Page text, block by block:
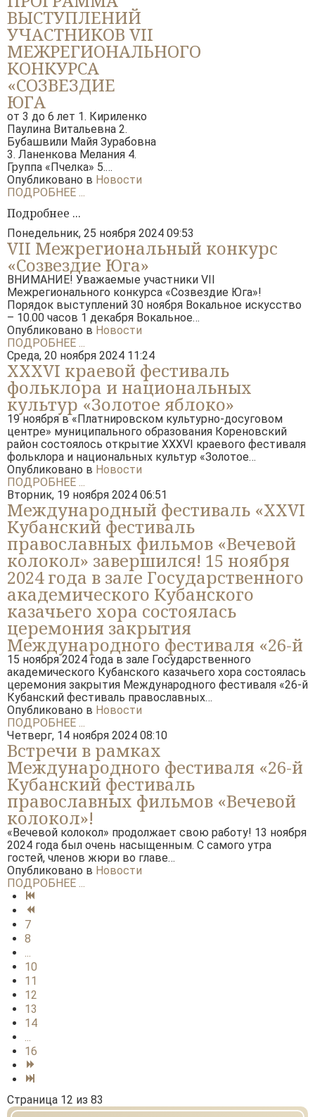
ДОКУМЕНТЫ ФЕСТИВАЛЕЙ
НОВОСТИ
УСЛУГИ
БОЛЬШОЙ ЗАЛ
МАЛЫЙ ЗАЛ
ФОЙЕ
ОРГАНИЗАЦИЯ МЕРОПРИЯТИЙ
АБОНЕМЕНТ
АФИША
ВИДЕО
ДОКУМЕНТЫ
КОНТАКТЫ
ВЫСТУПЛЕНИЙ
УЧАСТНИКОВ VII
МЕЖРЕГИОНАЛЬНОГО
КОНКУРСА
«СОЗВЕЗДИЕ
ЮГА
от 3 до 6 лет 1. Кириленко
Паулина Витальевна 2.
Бубашвили Майя Зурабовна
3. Ланенкова Мелания 4.
Группа «Пчелка» 5.…
Опубликовано в Новости
ПОДРОБНЕЕ ...
Подробнее ...
Понедельник, 25 ноября 2024 09:53
VII Межрегиональный конкурс
«Созвездие Юга»
ВНИМАНИЕ! Уважаемые участники VII
Межрегионального конкурса «Созвездие Юга»!
Порядок выступлений 30 ноября Вокальное искусство
– 10.00 часов 1 декабря Вокальное…
Опубликовано в Новости
ПОДРОБНЕЕ ...
Среда, 20 ноября 2024 11:24
XXXVI краевой фестиваль
фольклора и национальных
культур «Золотое яблоко»
19 ноября в «Платнировском культурно-досуговом
центре» муниципального образования Кореновский
район состоялось открытие XXXVI краевого фестиваля
фольклора и национальных культур «Золотое…
Опубликовано в Новости
ПОДРОБНЕЕ ...
Вторник, 19 ноября 2024 06:51
Международный фестиваль «XXVI
Кубанский фестиваль
православных фильмов «Вечевой
колокол» завершился! 15 ноября
2024 года в зале Государственного
академического Кубанского
казачьего хора состоялась
церемония закрытия
Международного фестиваля «26-й
15 ноября 2024 года в зале Государственного
академического Кубанского казачьего хора состоялась
церемония закрытия Международного фестиваля «26-й
Кубанский фестиваль православных…
Опубликовано в Новости
ПОДРОБНЕЕ ...
Четверг, 14 ноября 2024 08:10
Встречи в рамках
Международного фестиваля «26-й
Кубанский фестиваль
православных фильмов «Вечевой
колокол»!
«Вечевой колокол» продолжает свою работу! 13 ноября
2024 года был очень насыщенным. С самого утра
гостей, членов жюри во главе…
Опубликовано в Новости
ПОДРОБНЕЕ ...
7
8
10
11
12
13
14
16
Страница 12 из 83